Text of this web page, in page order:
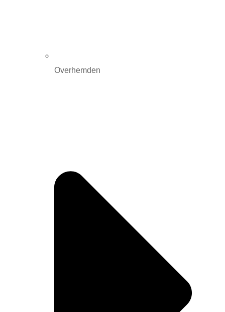
Overhemden